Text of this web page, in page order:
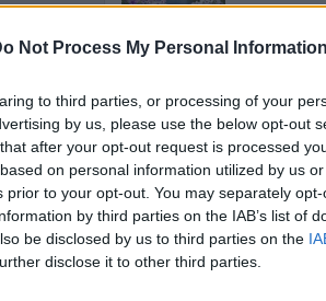
Not Process My Personal Information
to third parties, or processing of your
by us, please use the below opt-out
after your opt-out request is processed
on personal information utilized by us
to your opt-out. You may separately
by third parties on the IAB’s list of
be disclosed by us to third parties on the
disclose it to other third parties.
STÖD OSS
Stöd Para§raf –
högertrollen
PRENUMERERA PÅ